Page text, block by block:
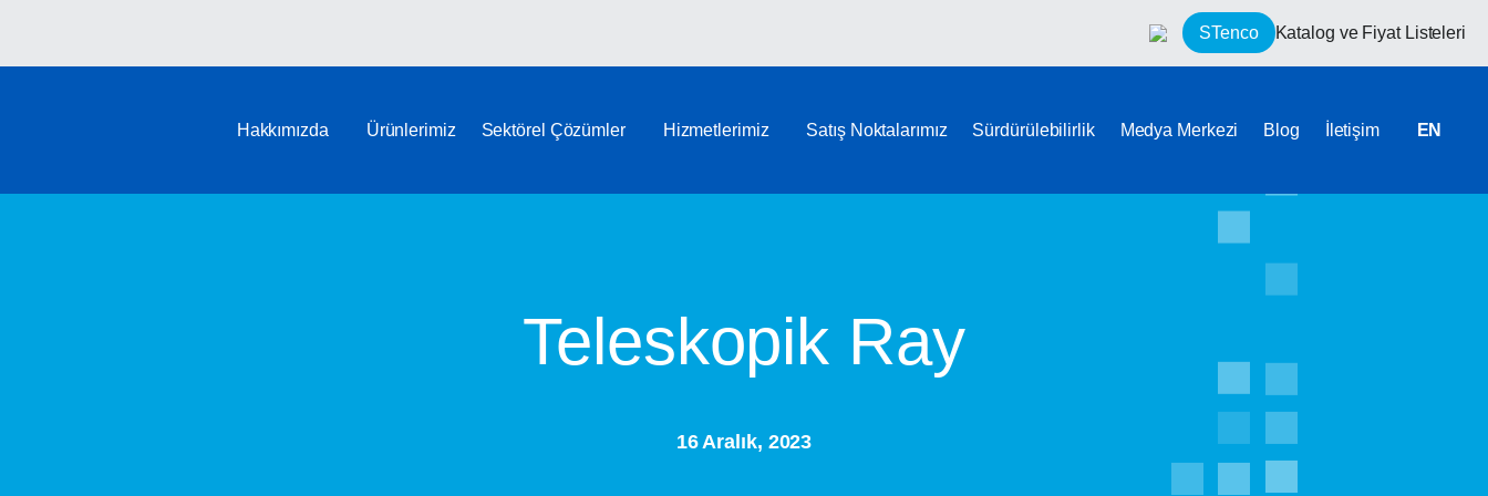
STenco Katalog ve Fiyat Listeleri
Hakkımızda Ürünlerimiz Sektörel Çözümler Hizmetlerimiz Satış Noktalarımız Sürdürülebilirlik Medya Merkezi Blog İletişim EN
Teleskopik Ray
16 Aralık, 2023